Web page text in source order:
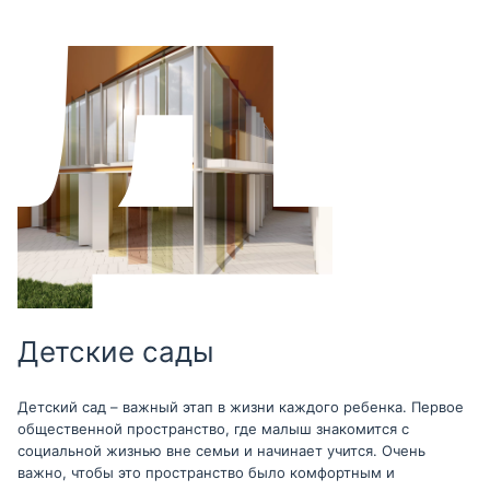
Детские сады
Детский сад – важный этап в жизни каждого ребенка. Первое
общественной пространство, где малыш знакомится с
социальной жизнью вне семьи и начинает учится. Очень
важно, чтобы это пространство было комфортным и